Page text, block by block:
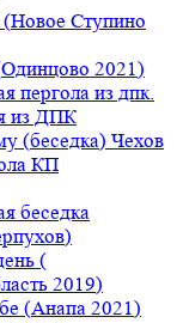
(Новое Ступино
2021)
пергола из дпк.
из ДПК
(беседка) Чехов
КП
беседка
(
2019)
(Анапа 2021)